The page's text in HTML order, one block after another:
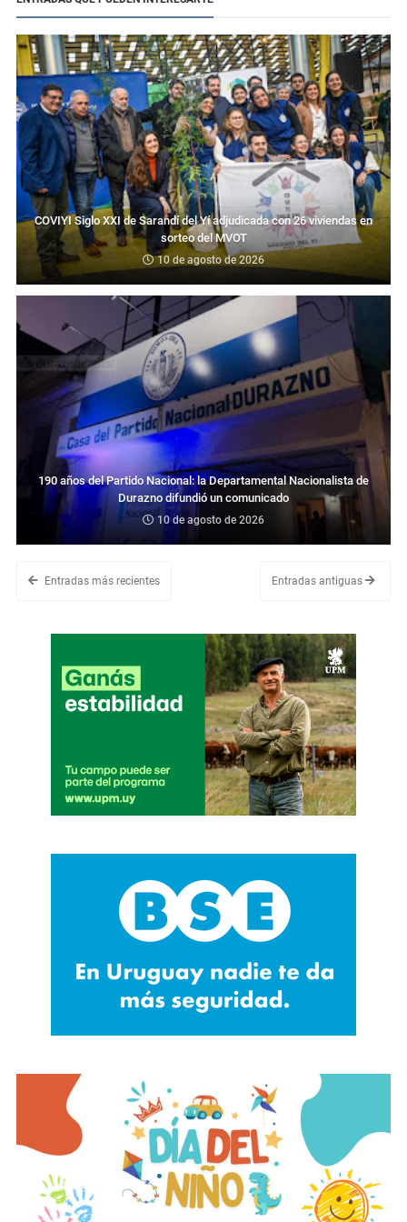
COVIYI Siglo XXI de Sarandí del Yí adjudicada con 26 viviendas en
sorteo del MVOT
10 de agosto de 2026
190 años del Partido Nacional: la Departamental Nacionalista de
Durazno difundió un comunicado
10 de agosto de 2026
Entradas más recientes Entradas antiguas